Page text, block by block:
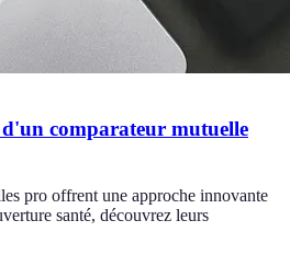
d'un comparateur mutuelle
pro offrent une approche innovante
santé, découvrez leurs